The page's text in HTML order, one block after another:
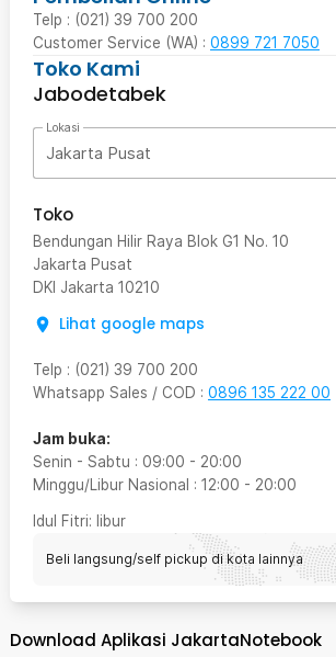
Telp : (021) 39 700 200
Customer Service (WA) : 0899 721 7050
Toko Kami
Jabodetabek
Lokasi
Jakarta Pusat
Toko
Bendungan Hilir Raya Blok G1 No. 10
Jakarta Pusat
DKI Jakarta 10210
Lihat google maps
Telp : (021) 39 700 200
Whatsapp Sales / COD : 0896 135 222 00
Jam buka:
Senin - Sabtu : 09:00 - 20:00
Minggu/Libur Nasional : 12:00 - 20:00
Idul Fitri: libur
Beli langsung/self pickup di kota lainnya
Download Aplikasi JakartaNotebook